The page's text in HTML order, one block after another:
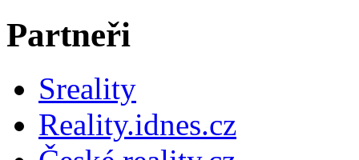
Partneři
Sreality
Reality.idnes.cz